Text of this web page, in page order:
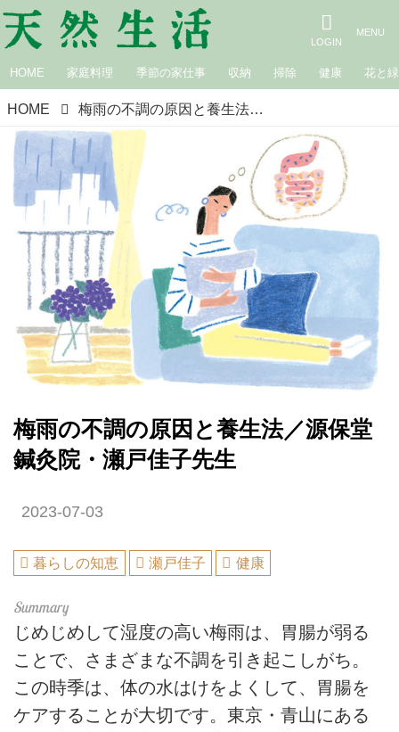
HOME 家庭料理 季節の家仕事 収納 掃除 健康 花と緑
HOME 梅雨の不調の原因と養生法／源保堂鍼灸院・瀬戸佳子先生
梅雨の不調の原因と養生法／源保堂
鍼灸院・瀬戸佳子先生
2023-07-03
暮らしの知恵 瀬戸佳子 健康
じめじめして湿度の高い梅雨は、胃腸が弱る
ことで、さまざまな不調を引き起こしがち。
この時季は、体の水はけをよくして、胃腸を
ケアすることが大切です。東京・青山にある